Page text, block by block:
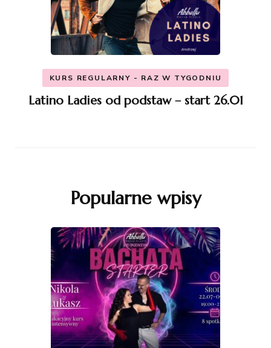
KURS REGULARNY - RAZ W TYGODNIU
Latino Ladies od podstaw – start 26.01
Popularne wpisy